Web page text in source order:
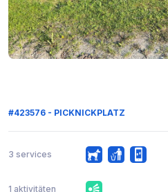
#423576 - PICKNICKPLATZ
3 services
1 aktivitäten